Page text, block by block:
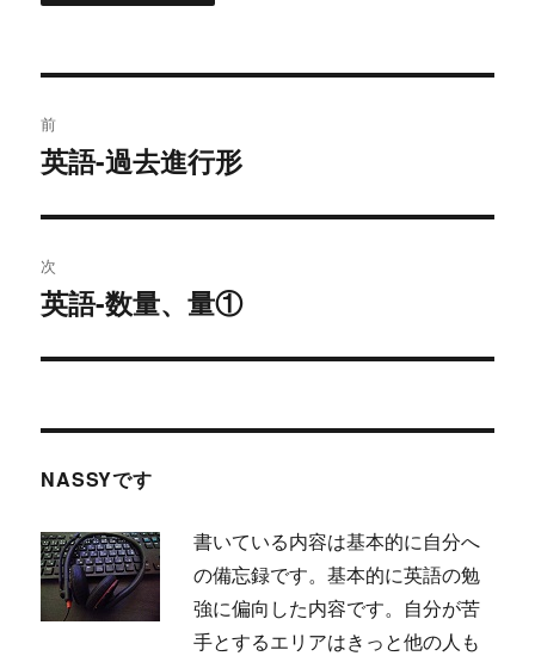
稿
ビ
ゲ
ー
前
過
の
投
稿:
英語-過去進行形
次
次
投
英語-数量、量①
NASSYです
書いている内容は基本的に自分へ
の備忘録です。基本的に英語の勉
強に偏向した内容です。自分が苦
手とするエリアはきっと他の人も